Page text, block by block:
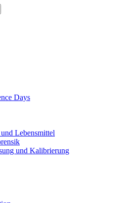
Days
Lebensmittel
und Kalibrierung